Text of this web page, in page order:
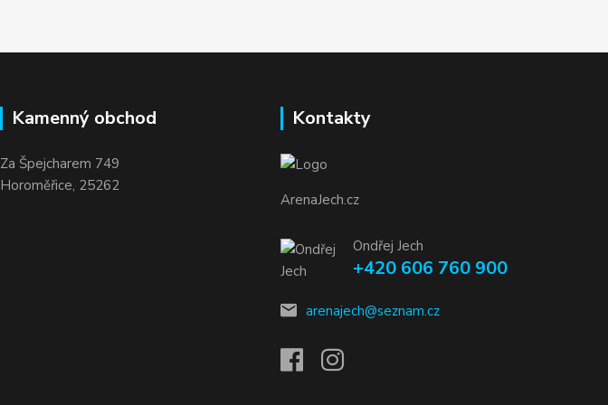
Kamenný obchod
Za Špejcharem 749
Horoměřice, 25262
Kontakty
ArenaJech.cz
Ondřej Jech
+420 606 760 900
arenajech@seznam.cz